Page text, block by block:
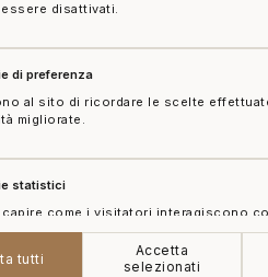
mappa del sito
disattivati.
di preferenza
al sito di ricordare le scelte
migliorate.
statistici
capire come i visitatori interagiscono
e anonima.
tutti
Accetta
selezionati